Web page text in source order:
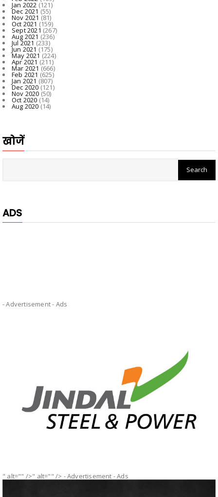
Jan 2022 (121)
Dec 2021 (55)
Nov 2021 (81)
Oct 2021 (159)
Sept 2021 (267)
Aug 2021 (236)
Jul 2021 (233)
Jun 2021(175)
May 2021(224)
Apr 2021 (211)
Mar 2021 (666)
Feb 2021 (625)
Jan 2021 (807)
Dec 2020(121)
Nov 2020 (50)
Oct 2020 (14)
Aug 2020(14)
खोजें
ADS
- Advertisement - Ads
" alt="" />" alt="" /> - Advertisement -Ads